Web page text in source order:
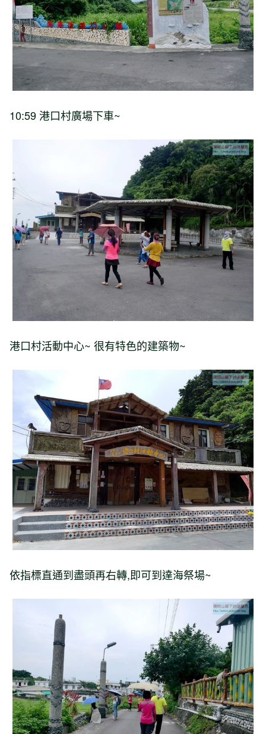
10:59 港口村廣場下車~
港口村活動中心~ 很有特色的建築物~
依指標直通到盡頭再右轉,即可到達海祭場~